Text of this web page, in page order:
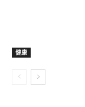
健康